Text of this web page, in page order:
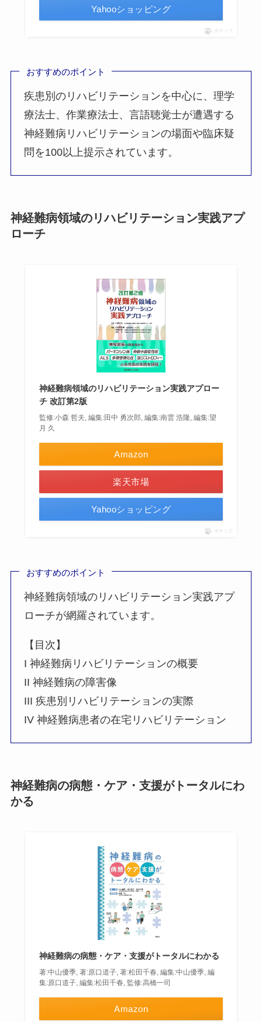
Yahooショッピング
ポチップ
おすすめのポイント
疾患別のリハビリテーションを中心に、理学
療法士、作業療法士、言語聴覚士が遭遇する
神経難病リハビリテーションの場面や臨床疑
問を100以上提示されています。
神経難病領域のリハビリテーション実践アプ
ローチ
神経難病領域のリハビリテーション実践アプロー
チ 改訂第2版
監修:小森 哲夫, 編集:田中 勇次郎, 編集:南雲 浩隆, 編集:望
月 久
Amazon
楽天市場
Yahooショッピング
ポチップ
おすすめのポイント
神経難病領域のリハビリテーション実践アプ
ローチが網羅されています。
【目次】
I 神経難病リハビリテーションの概要
II 神経難病の障害像
III 疾患別リハビリテーションの実際
IV 神経難病患者の在宅リハビリテーション
神経難病の病態・ケア・支援がトータルにわ
かる
神経難病の病態・ケア・支援がトータルにわかる
著:中山優季, 著:原口道子, 著:松田千春, 編集:中山優季, 編
集:原口道子, 編集:松田千春, 監修:高橋一司
Amazon